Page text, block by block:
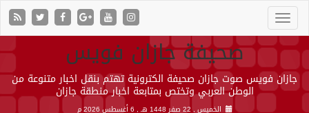
صحيفة جازان فويس
جازان فويس صوت جازان صحيفة الكترونية تهتم بنقل اخبار متنوعة من
الوطن العربي وتختص بمتابعة اخبار منطقة جازان
الخميس , 22 صفر 1448 هـ , 6 أغسطس 2026 م